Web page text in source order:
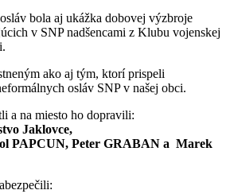
bola aj ukážka dobovej výzbroje
v SNP nadšencami z Klubu vojenskej
ako aj tým, ktorí prispeli
osláv SNP v našej obci.
a na miesto ho dopravili:
Jaklovce,
PAPCUN, Peter GRABAN a Marek